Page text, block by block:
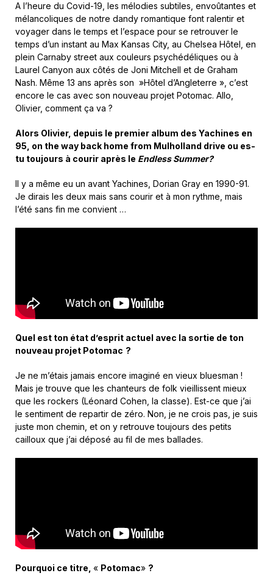
A l’heure du Covid-19, les mélodies subtiles, envoûtantes et
mélancoliques de notre dandy romantique font ralentir et
voyager dans le temps et l’espace pour se retrouver le
temps d’un instant au Max Kansas City, au Chelsea Hôtel, en
plein Carnaby street aux couleurs psychédéliques ou à
Laurel Canyon aux côtés de Joni Mitchell et de Graham
Nash. Même 13 ans après son »Hôtel d’Angleterre », c’est
encore le cas avec son nouveau projet Potomac. Allo,
Olivier, comment ça va ?
Alors Olivier, depuis le premier album des Yachines en
95, on the way back home from Mulholland drive ou es-
tu toujours à courir après le Endless Summer?
Il y a même eu un avant Yachines, Dorian Gray en 1990-91.
Je dirais les deux mais sans courir et à mon rythme, mais
l’été sans fin me convient …
Quel est ton état d’esprit actuel avec la sortie de ton
nouveau projet Potomac ?
Je ne m’étais jamais encore imaginé en vieux bluesman !
Mais je trouve que les chanteurs de folk vieillissent mieux
que les rockers (Léonard Cohen, la classe). Est-ce que j’ai
le sentiment de repartir de zéro. Non, je ne crois pas, je suis
juste mon chemin, et on y retrouve toujours des petits
cailloux que j’ai déposé au fil de mes ballades.
Pourquoi ce titre, « Potomac» ?